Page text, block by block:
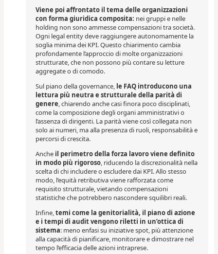
Viene poi affrontato il tema delle organizzazioni
con forma giuridica composita: nei gruppi e nelle
holding non sono ammesse compensazioni tra società.
Ogni legal entity deve raggiungere autonomamente la
soglia minima dei KPI. Questo chiarimento cambia
profondamente l’approccio di molte organizzazioni
strutturate, che non possono più contare su letture
aggregate o di comodo.
Sul piano della governance, le FAQ introducono una
lettura più neutra e strutturale della parità di
genere, chiarendo anche casi finora poco disciplinati,
come la composizione degli organi amministrativi o
l’assenza di dirigenti. La parità viene così collegata non
solo ai numeri, ma alla presenza di ruoli, responsabilità e
percorsi di crescita.
Anche il perimetro della forza lavoro viene definito
in modo più rigoroso, riducendo la discrezionalità nella
scelta di chi includere o escludere dai KPI. Allo stesso
modo, l’equità retributiva viene rafforzata come
requisito strutturale, vietando compensazioni
statistiche che potrebbero nascondere squilibri reali.
Infine,temi come la genitorialità, il piano di azione
e i tempi di audit vengono riletti in un’ottica di
sistema: meno enfasi su iniziative spot, più attenzione
alla capacità di pianificare, monitorare e dimostrare nel
tempo l’efficacia delle azioni intraprese.